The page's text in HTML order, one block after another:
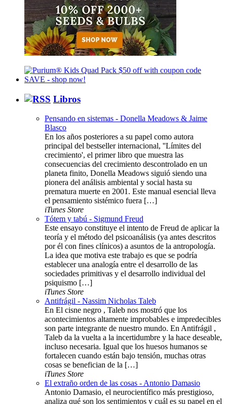
Libros
Pensando en sistemas - Donella Meadows & Jaime
Blasco
En los años posteriores a su papel como autora
principal del bestseller internacional, ''Límites del
crecimiento', el primer libro que muestra las
consecuencias del crecimiento descontrolado en un
planeta finito, Donella Meadows siguió siendo una
pionera del análisis ambiental y social hasta su
prematura muerte en 2001. Este manual esencial lleva
el pensamiento sistémico fuera […]
iTunes Store
Tótem y tabú - Sigmund Freud
Este ensayo constituye el intento de Freud de aplicar la
teoría y el método del psicoanálisis (ya antes descritos
por él con fines clínicos) a asuntos de la antropología.
La idea que motiva este trabajo es que se podría
establecer una analogía entre el desarrollo de las
sociedades primitivas y el desarrollo individual del
psiquismo […]
iTunes Store
Antifrágil - Nassim Nicholas Taleb
En El cisne negro , Taleb nos mostró que los
acontecimientos altamente improbables e impredecibles
son parte integrante de nuestro mundo. En Antifrágil ,
Taleb da la vuelta a la incertidumbre y la hace deseable,
incluso necesaria. Igual que los huesos humanos se
fortalecen cuando están bajo tensión, muchas otras
cosas se benefician de la […]
iTunes Store
El extraño orden de las cosas - Antonio Damasio
Antonio Damasio, el neurocientífico más prestigioso,
analiza qué son los sentimientos y cuál es su papel en el